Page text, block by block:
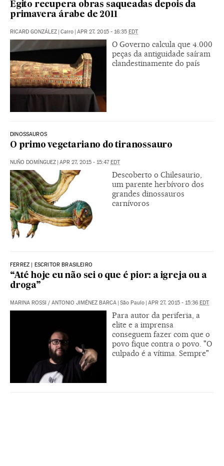
Egito recupera obras saqueadas depois da
primavera árabe de 2011
RICARD GONZÁLEZ Cairo APR 27, 2015 - 16:35 EDT
O Governo calcula que 4.000
peças da antiguidade saíram
clandestinamente do país
DINOSSAUROS
O primo vegetariano do tiranossauro
NUÑO DOMÍNGUEZ | APR 27, 2015 - 15:47EDT
Descoberto o Chilesaurio,
um parente herbívoro dos
grandes dinossauros
carnívoros
FERREZ | ESCRITOR BRASILEIRO
“Até hoje eu não sei o que é pior: a igreja ou a
droga”
MARINA ROSSI / ANTONIO JIMÉNEZ BARCA | São Paulo | APR 27, 2015 - 15:36 EDT
Para autor da periferia, a
elite e a imprensa
conseguem fazer com que o
povo fique contra o povo. "O
culpado é a vítima. Sempre"